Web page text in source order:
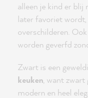
alleen je kind er blij
later favoriet
overschilderen.
worden geverfd
Zwart is een
keuken, want zwart
modern en heel